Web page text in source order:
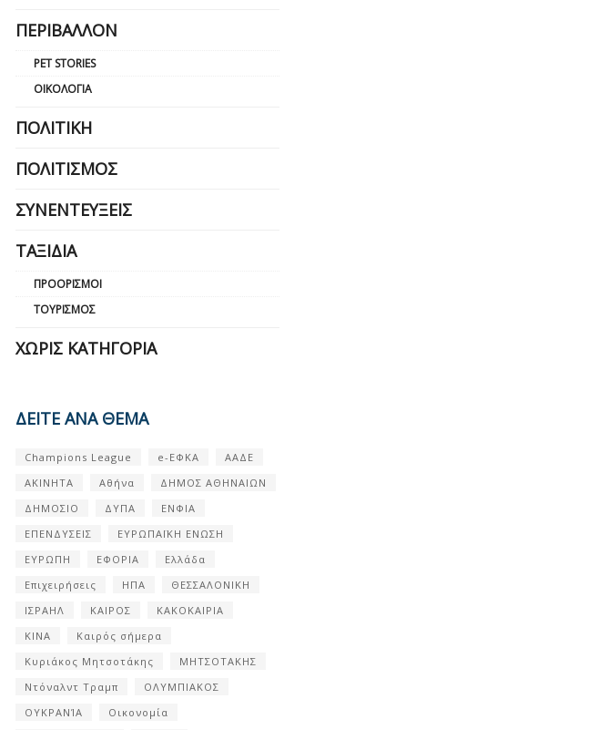
ΠΕΡΙΒΆΛΛΟΝ
PET STORIES
ΟΙΚΟΛΟΓΊΑ
ΠΟΛΙΤΙΚΉ
ΠΟΛΙΤΙΣΜΌΣ
ΣΥΝΕΝΤΕΎΞΕΙΣ
ΤΑΞΊΔΙΑ
ΠΡΟΟΡΙΣΜΟΊ
ΤΟΥΡΙΣΜΌΣ
ΧΩΡΊΣ ΚΑΤΗΓΟΡΊΑ
ΔΕΙΤΕ ΑΝΑ ΘΕΜΑ
Champions League e-ΕΦΚΑ
ΑΑΔΕ
ΑΚΙΝΗΤΑ
Αθήνα
ΔΗΜΟΣ ΑΘΗΝΑΙΩΝ
ΔΗΜΟΣΙΟ
ΔΥΠΑ
ΕΝΦΙΑ
ΕΠΕΝΔΥΣΕΙΣ
ΕΥΡΩΠΑΪΚΗ ΕΝΩΣΗ
ΕΥΡΩΠΗ
ΕΦΟΡΙΑ
Ελλάδα
Επιχειρήσεις
ΗΠΑ
ΘΕΣΣΑΛΟΝΙΚΗ
ΙΣΡΑΗΛ
ΚΑΙΡΟΣ
ΚΑΚΟΚΑΙΡΙΑ
ΚΙΝΑ
Καιρός σήμερα
Κυριάκος Μητσοτάκης
ΜΗΤΣΟΤΑΚΗΣ
Ντόναλντ Τραμπ
ΟΛΥΜΠΙΑΚΟΣ
ΟΥΚΡΑΝΊΑ
Οικονομία